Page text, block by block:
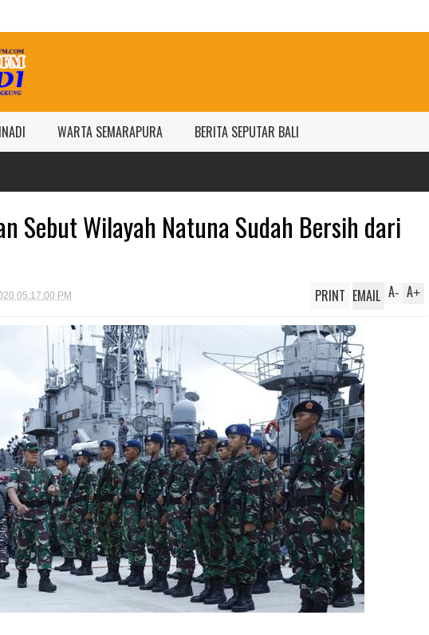
WARTA SEMARAPURA BERITA SEPUTAR BALI
Sebut Wilayah Natuna Sudah Bersih dari
05:17:00 PM A+
A-
PRINT EMAIL